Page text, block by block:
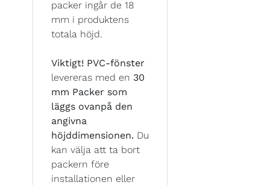
packer ingår de 18
mm i produktens
totala höjd.
Viktigt! PVC-fönster
levereras med en 30
mm Packer som
läggs ovanpå den
angivna
höjddimensionen. Du
kan välja att ta bort
packern före
installationen eller